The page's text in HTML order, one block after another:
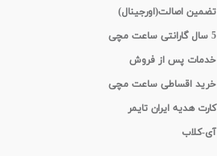
تضمین اصالت(اورجینال)
5 سال گارانتی ساعت مچی
خدمات پس از فروش
خرید اقساطی ساعت مچی
کارت هدیه ایران تایمر
آی-کلاب